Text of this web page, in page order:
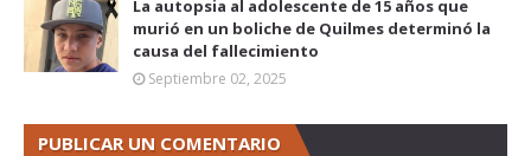
La autopsia al adolescente de 15 años que
murió en un boliche de Quilmes determinó la
causa del fallecimiento
Septiembre 02, 2025
PUBLICAR UN COMENTARIO